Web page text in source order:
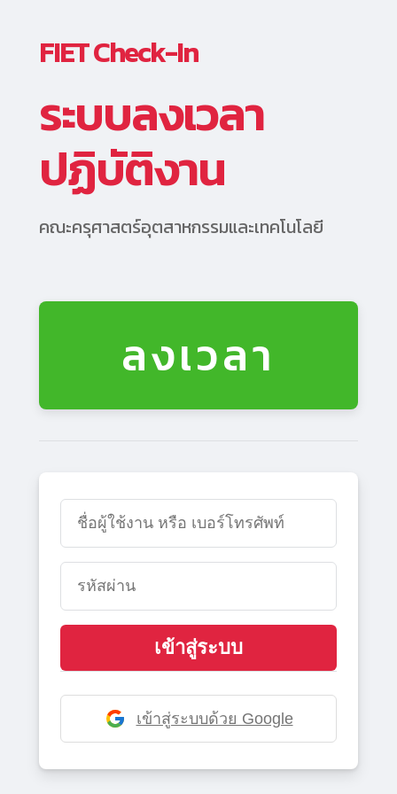
FIET Check-In
ระบบลงเวลา
ปฏิบัติงาน
คณะครุศาสตร์อุตสาหกรรมและเทคโนโลยี
ลงเวลา
เข้าสู่ระบบ
เข้าสู่ระบบด้วย Google